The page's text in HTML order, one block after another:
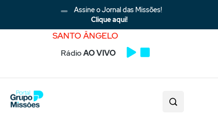
Assine o Jornal das Missões!
Clique aqui!
SANTO ÂNGELO
RádioAO VIVO